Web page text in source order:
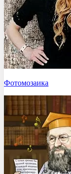
Фотомозаика